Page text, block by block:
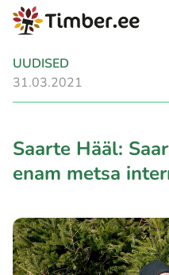
UUDISED
31.03.2021
Saarte Hääl:
enam metsa